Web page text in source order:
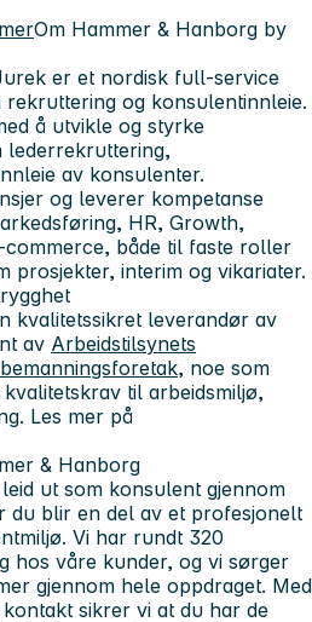
Om Hammer & Hanborg by
er et nordisk full-service
rekruttering og konsulentinnleie.
å utvikle og styrke
lederrekruttering,
av konsulenter.
og leverer kompetanse
HR, Growth,
commerce, både til faste roller
prosjekter, interim og vikariater.
kvalitetssikret leverandør av
av Arbeidstilsynets
, noe som
til arbeidsmiljø,
Les mer på
& Hanborg
ut som konsulent gjennom
du blir en del av et profesjonelt
Vi har rundt 320
hos våre kunder, og vi sørger
gjennom hele oppdraget. Med
sikrer vi at du har de